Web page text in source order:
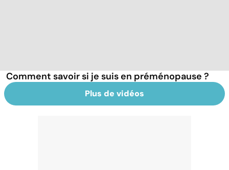
Comment savoir si je suis en préménopause ?
Plus de vidéos